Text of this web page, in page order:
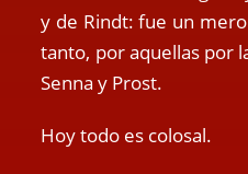
y de Rindt: fue un
tanto, por aquellas por
Senna y Prost.
Hoy todo es colosal.